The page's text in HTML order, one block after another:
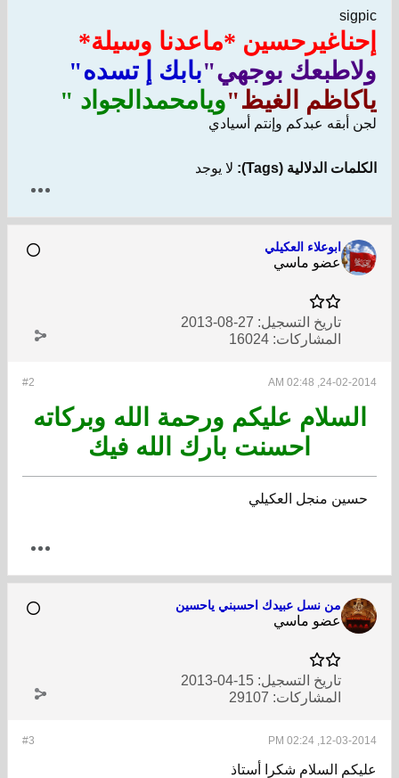
sigpic
إحناغيرحسين *ماعدنا وسيلة*
ولاطبعك بوجهي"بابك إ تسده"
ياكاظم الغيظ"ويامحمدالجواد "
لجن أبقه عبدكم وإنتم أسيادي
الكلمات الدلالية (Tags): لا يوجد
ابوعلاء العكيلي
عضو ماسي
تاريخ التسجيل: 27-08-2013
المشاركات: 16024
#2 24-02-2014, 02:48 AM
السلام عليكم ورحمة الله وبركاته
احسنت بارك الله فيك
حسين منجل العكيلي
من نسل عبيدك احسبني ياحسين
عضو ماسي
تاريخ التسجيل: 15-04-2013
المشاركات: 29107
#3 12-03-2014, 02:24 PM
عليكم السلام شكرا أستاذ